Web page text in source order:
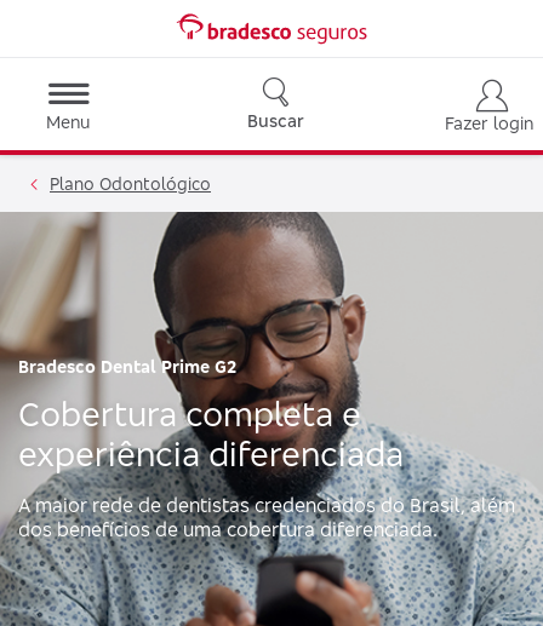
Menu Buscar Fazer login
Plano Odontológico
Bradesco Dental Prime G2
Cobertura completa e
experiência diferenciada
A maior rede de dentistas credenciados do Brasil, além
dos benefícios de uma cobertura diferenciada.